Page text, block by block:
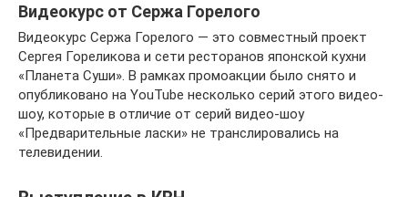
Видеокурс от Сержа Горелого
Видеокурс Сержа Горелого — это совместный проект
Сергея Гореликова и сети ресторанов японской кухни
«Планета Суши». В рамках промоакции было снято и
опубликовано на YouTube несколько серий этого видео-
шоу, которые в отличие от серий видео-шоу
«Предварительные ласки» не транслировались на
телевидении.